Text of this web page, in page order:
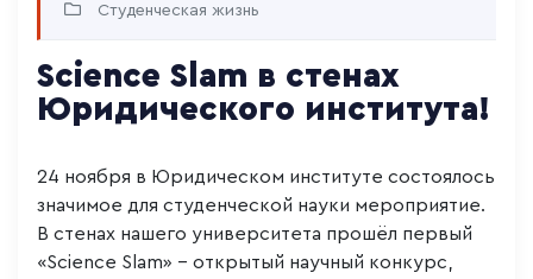
Студенческая жизнь
Science Slam в стенах
Юридического института!
24 ноября в Юридическом институте состоялось
значимое для студенческой науки мероприятие.
В стенах нашего университета прошёл первый
«Science Slam» – открытый научный конкурс,